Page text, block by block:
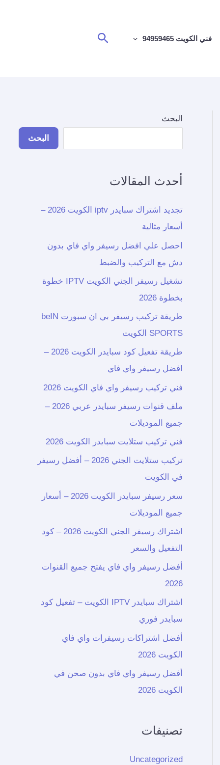
فني الكويت 94959465 البحث
البحث
البحث
أحدث المقالات
تجديد اشتراك سبايدر iptv الكويت 2026 –
أسعار مثالية
احصل علي افضل رسيفر واي فاي بدون
دش مع التركيب والضبط
تشغيل رسيفر الجني الكويت IPTV خطوة
بخطوة 2026
طريقة تركيب رسيفر بي ان سبورت beIN
SPORTS الكويت
طريقة تفعيل كود سبايدر الكويت 2026 –
افضل رسيفر واي فاي
فني تركيب رسيفر واي فاي الكويت 2026
ملف قنوات رسيفر سبايدر عربي 2026 –
جميع الموديلات
فني تركيب ستلايت سبايدر الكويت 2026
تركيب ستلايت الجني 2026 – أفضل رسيفر
في الكويت
سعر رسيفر سبايدر الكويت 2026 – أسعار
جميع الموديلات
اشتراك رسيفر الجني الكويت 2026 – كود
التفعيل والسعر
أفضل رسيفر واي فاي يفتح جميع القنوات
2026
اشتراك سبايدر IPTV الكويت – تفعيل كود
سبايدر فوري
أفضل اشتراكات رسيفرات واي فاي
الكويت 2026
أفضل رسيفر واي فاي بدون صحن في
الكويت 2026
تصنيفات
Uncategorized